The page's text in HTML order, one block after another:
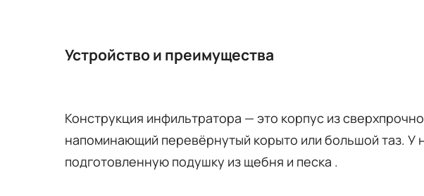
Устройство и преимущества
Конструкция инфильтратора — это корпус из
напоминающий перевёрнутый корыто или большой таз. У
подготовленную подушку из щебня и песка .